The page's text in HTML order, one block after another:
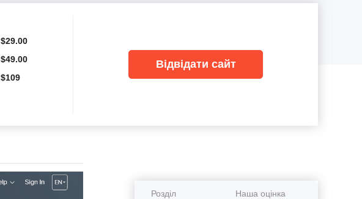
$29.00
$49.00
$109
Відвідати сайт
Розділ Наша оцінка